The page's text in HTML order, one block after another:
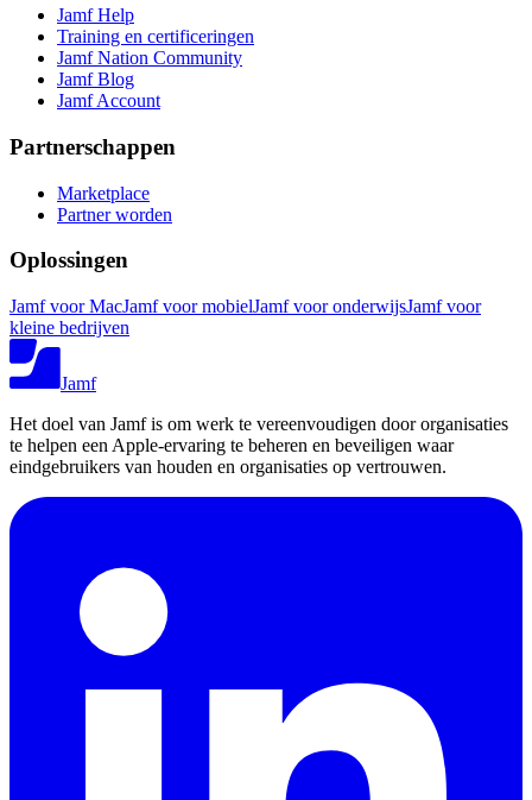
Jamf Help
Training en certificeringen
Jamf Nation Community
Jamf Blog
Jamf Account
Partnerschappen
Marketplace
Partner worden
Oplossingen
Jamf voor MacJamf voor mobielJamf voor onderwijsJamf voor
kleine bedrijven
Jamf
Het doel van Jamf is om werk te vereenvoudigen door organisaties
te helpen een Apple-ervaring te beheren en beveiligen waar
eindgebruikers van houden en organisaties op vertrouwen.